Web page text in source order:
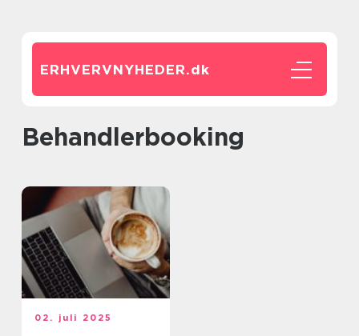
ERHVERVNYHEDER.dk
behandlerbooking
02. juli 2025